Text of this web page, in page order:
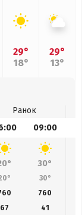
29°
18°
29°
13°
Ранок
09:00
30°
30°
760
67 41